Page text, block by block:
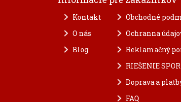
Kontakt
O nás
Blog
Obchodné
Ochranna
Reklamačný
RIEŠENIE
Doprava a
FAQ